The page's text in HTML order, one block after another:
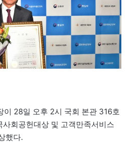
이 28일 오후 2시 국회 본관 316호
사회공헌대상 및 고객만족서비스
했다.